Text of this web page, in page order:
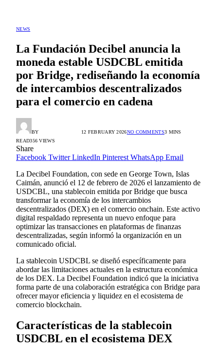
NEWS
La Fundación Decibel anuncia la
moneda estable USDCBL emitida
por Bridge, rediseñando la economía
de intercambios descentralizados
para el comercio en cadena
BY 12 FEBRUARY 2026NO COMMENTS3 MINS
READ356VIEWS
Share
Facebook Twitter LinkedIn Pinterest WhatsApp Email
La Decibel Foundation, con sede en George Town, Islas
Caimán, anunció el 12 de febrero de 2026 el lanzamiento de
USDCBL, una stablecoin emitida por Bridge que busca
transformar la economía de los intercambios
descentralizados (DEX) en el comercio onchain. Este activo
digital respaldado representa un nuevo enfoque para
optimizar las transacciones en plataformas de finanzas
descentralizadas, según informó la organización en un
comunicado oficial.
La stablecoin USDCBL se diseñó específicamente para
abordar las limitaciones actuales en la estructura económica
de los DEX. La Decibel Foundation indicó que la iniciativa
forma parte de una colaboración estratégica con Bridge para
ofrecer mayor eficiencia y liquidez en el ecosistema de
comercio blockchain.
Características de la stablecoin
USDCBL en el ecosistema DEX